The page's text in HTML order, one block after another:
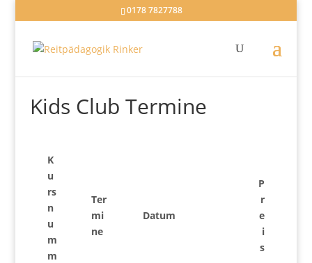
0178 7827788
Kids Club Termine
K
u
rs
n
u
m
m
Ter
mi
ne
Datum
P
r
e
i
s